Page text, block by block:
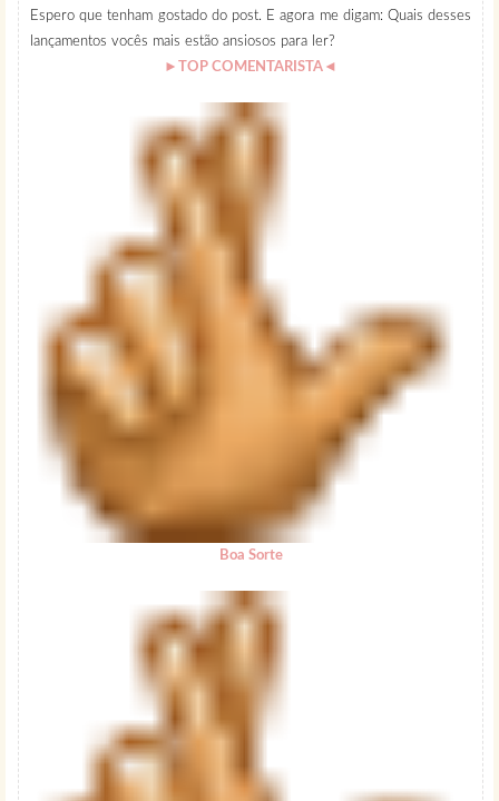
Espero que tenham gostado do post. E agora me digam: Quais desses
lançamentos vocês mais estão ansiosos para ler?
►TOP COMENTARISTA◄
Boa Sorte